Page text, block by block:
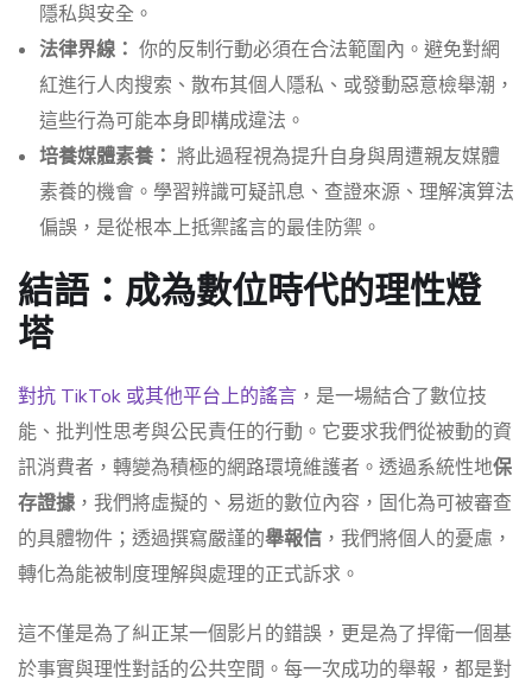
隱私與安全。
法律界線： 你的反制行動必須在合法範圍內。避免對網
紅進行人肉搜索、散布其個人隱私、或發動惡意檢舉潮，
這些行為可能本身即構成違法。
培養媒體素養： 將此過程視為提升自身與周遭親友媒體
素養的機會。學習辨識可疑訊息、查證來源、理解演算法
偏誤，是從根本上抵禦謠言的最佳防禦。
結語：成為數位時代的理性燈
塔
對抗 TikTok 或其他平台上的謠言 ，是一場結合了數位技
能、批判性思考與公民責任的行動。它要求我們從被動的資
訊消費者，轉變為積極的網路環境維護者。透過系統性地保
存證據 ，我們將虛擬的、易逝的數位內容，固化為可被審查
的具體物件；透過撰寫嚴謹的舉報信 ，我們將個人的憂慮，
轉化為能被制度理解與處理的正式訴求。
這不僅是為了糾正某一個影片的錯誤，更是為了捍衛一個基
於事實與理性對話的公共空間。每一次成功的舉報，都是對